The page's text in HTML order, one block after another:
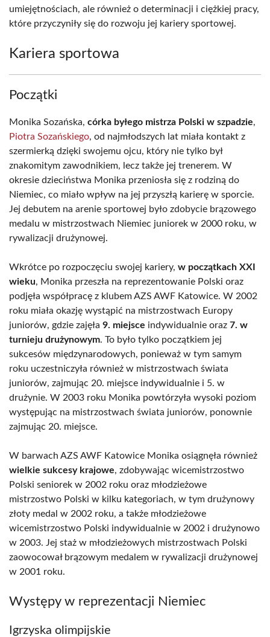
umiejętnościach, ale również o determinacji i ciężkiej pracy,
które przyczyniły się do rozwoju jej kariery sportowej.
Kariera sportowa
Początki
Monika Sozańska, córka byłego mistrza Polski w szpadzie,
Piotra Sozańskiego, od najmłodszych lat miała kontakt z
szermierką dzięki swojemu ojcu, który nie tylko był
znakomitym zawodnikiem, lecz także jej trenerem. W
okresie dzieciństwa Monika przeniosła się z rodziną do
Niemiec, co miało wpływ na jej przyszłą karierę w sporcie.
Jej debutem na arenie sportowej było zdobycie brązowego
medalu w mistrzostwach Niemiec juniorek w 2000 roku, w
rywalizacji drużynowej.
Wkrótce po rozpoczęciu swojej kariery, w początkach XXI
wieku, Monika przeszła na reprezentowanie Polski oraz
podjęła współpracę z klubem AZS AWF Katowice. W 2002
roku miała okazję wystąpić na mistrzostwach Europy
juniorów, gdzie zajęła 9. miejsce indywidualnie oraz 7. w
turnieju drużynowym. To było tylko początkiem jej
sukcesów międzynarodowych, ponieważ w tym samym
roku uczestniczyła również w mistrzostwach świata
juniorów, zajmując 20. miejsce indywidualnie i 5. w
drużynie. W 2003 roku Monika powtórzyła wysoki poziom
występując na mistrzostwach świata juniorów, ponownie
zajmując 20. miejsce.
W barwach AZS AWF Katowice Monika osiągnęła również
wielkie sukcesy krajowe, zdobywając wicemistrzostwo
Polski seniorek w 2002 roku oraz młodzieżowe
mistrzostwo Polski w kilku kategoriach, w tym drużynowy
złoty medal w 2002 roku, a także młodzieżowe
wicemistrzostwo Polski indywidualnie w 2002 i drużynowo
w 2003. Jej staż w młodzieżowych mistrzostwach Polski
zaowocował brązowym medalem w rywalizacji drużynowej
w 2001 roku.
Występy w reprezentacji Niemiec
Igrzyska olimpijskie